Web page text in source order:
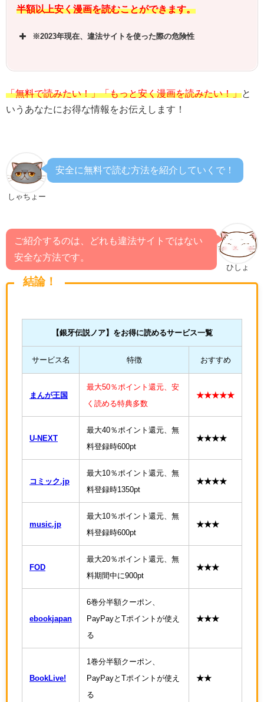
半額以上安く漫画を読むことができます。
※2023年現在、違法サイトを使った際の危険性
「無料で読みたい！」「もっと安く漫画を読みたい！」と
いうあなたにお得な情報をお伝えします！
しゃちょー
安全に無料で読む方法を紹介していくで！
ひしょ
ご紹介するのは、どれも違法サイトではない
安全な方法です。
結論！
【銀牙伝説ノア】をお得に読めるサービス一覧
サービス名 特徴 おすすめ
まんが王国
最大50％ポイント還元、安
く読める特典多数
★★★★★
U-NEXT
最大40％ポイント還元、無
料登録時600pt
★★★★
コミック.jp
最大10％ポイント還元、無
料登録時1350pt
★★★★
music.jp
最大10％ポイント還元、無
料登録時600pt
★★★
FOD
最大20％ポイント還元、無
料期間中に900pt
★★★
ebookjapan
6巻分半額クーポン、
PayPayとTポイントが使え
る
★★★
BookLive!
1巻分半額クーポン、
PayPayとTポイントが使え
る
★★